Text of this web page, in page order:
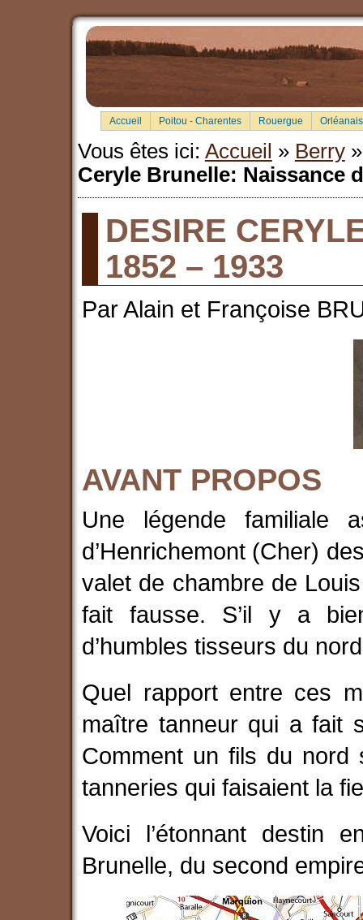
Accueil Poitou - Charentes Rouergue
Vous êtes ici: Accueil » Berry
Ceryle Brunelle: Naissance
DESIRE
1852 – 1933
Par Alain et Françoise
AVANT PROPOS
Une légende familiale
d’Henrichemont (Cher)
valet de chambre de
fait fausse. S’il y a
d’humbles tisseurs du
Quel rapport entre ces
maître tanneur qui a fait
Comment un fils du nord
tanneries qui faisaient la
Voici l’étonnant destin
Brunelle, du second